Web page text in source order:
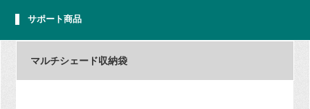
サポート商品
マルチシェード収納袋